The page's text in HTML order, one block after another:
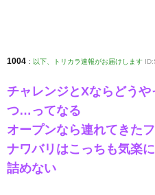
1004 : 以下、トリカラ速報がお届けします
チャレンジとXならどう
つ…ってなる
オープンなら連れてきた
ナワバリはこっちも気楽
詰めない